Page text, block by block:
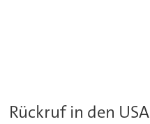
Rückruf in den USA